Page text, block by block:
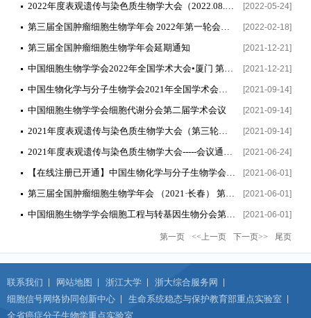
2022年度表观遗传与染色质生物学大会（2022.08.15-08.18） [2022-05-24]
第三届全国肿瘤细胞生物学年会 2022年第一轮会议通知(8月12日-8月15日) [2022-02-18]
第三届全国肿瘤细胞生物学年会延期通知 [2021-12-21]
中国细胞生物学学会2022年全国学术大会•厦门 第一轮通知 [2021-12-21]
中国生物化学与分子生物学会2021年全国学术会议第一轮会议通知【11月25-28日，昆明】 [2021-09-14]
中国细胞生物学学会细胞代谢分会第二届学术会议 [2021-09-14]
2021年度表观遗传与染色质生物学大会（第三轮通知） [2021-09-14]
2021年度表观遗传与染色质生物学大会-----会议通知（第二轮通知） [2021-06-24]
【在线注册已开通】中国生物化学与分子生物学会2021年全国学术会议 [2021-06-01]
第三届全国肿瘤细胞生物学年会 （2021·长春） 第二轮通知 [2021-06-01]
中国细胞生物学学会细胞工程与转基因生物分会第四届学术年会 第一轮通知 [2021-06-01]
第一页 <<上一页 下一页>> 尾页
联系我们 网站地图 浙江大学
浙大综合服务网
细胞信号网络协同创新中心
生命系统稳态与保护教育部重点实验室
全省癌症分子生物学重点实验室